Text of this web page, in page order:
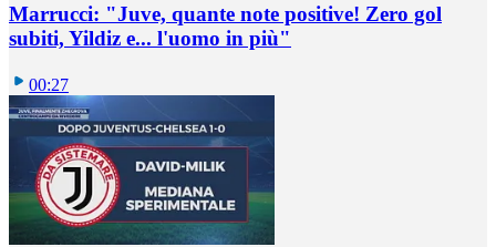
Marrucci: "Juve, quante note positive! Zero gol
subiti, Yildiz e... l'uomo in più"
00:27